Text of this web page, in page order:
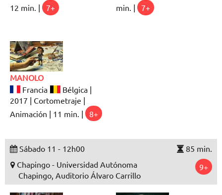
12 min. |
7+
min. |
7+
MANOLO
Francia
Bélgica |
2017 | Cortometraje |
Animación | 11 min. |
8+
Sábado 11 - 12h00
85 min.
Chapingo - Universidad Autónoma
Chapingo, Auditorio Álvaro Carrillo
9+